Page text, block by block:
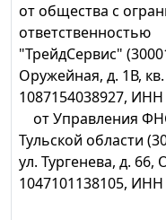
от общества с
ответственностью
"ТрейдСервис"
Оружейная, д. 1В,
1087154038927, ИНН
от Управления
Тульской области
ул. Тургенева, д. 66,
1047101138105, ИНН